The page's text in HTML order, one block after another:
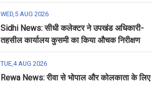
रात्रि भोजन
WED,5 AUG 2026
Sidhi News: सीधी कलेक्टर ने उपखंड अधिकारी-
तहसील कार्यालय कुसमी का किया औचक निरीक्षण
TUE,4 AUG 2026
Rewa News: रीवा से भोपाल और कोलकाता के लिए